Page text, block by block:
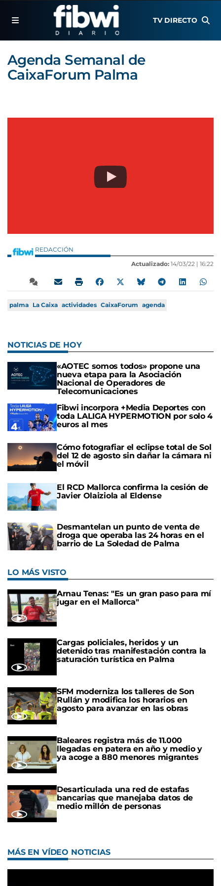
TV DIRECTO
Agenda Semanal de
CaixaForum Palma
REDACCIÓN
Actualizado: 14/03/22 | 16:22
palma La Caixa actividades CaixaForum agenda
NOTICIAS DE HOY
«AOTEC somos todos» propone una
nueva etapa para la Asociación
Nacional de Operadores de
Telecomunicaciones
Fibwi incorpora +Media Deportes con
toda LALIGA HYPERMOTION por solo 4
euros al mes
Cómo fotografiar el eclipse total de Sol
del 12 de agosto sin dañar la cámara ni
el móvil
El RCD Mallorca confirma la cesión de
Javier Olaiziola al Eldense
Desmantelan un punto de venta de
droga que operaba las 24 horas en el
barrio de La Soledad de Palma
LO MÁS VISTO
Arnau Tenas: "Es un gran paso para mí
jugar en el Mallorca"
Cargas policiales, heridos y un
detenido tras manifestación contra la
saturación turística en Palma
SFM moderniza los talleres de Son
Rullán y modifica los horarios en
agosto para avanzar en las obras
Baleares registra más de 11.000
llegadas en patera en año y medio y
ya acoge a 880 menores migrantes
Desarticulada una red de estafas
bancarias que manejaba datos de
medio millón de personas
MÁS EN VÍDEO NOTICIAS